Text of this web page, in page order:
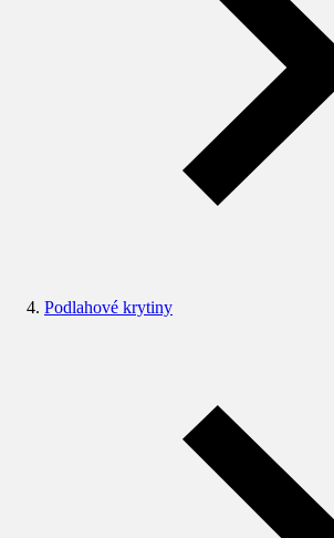
Podlahové krytiny